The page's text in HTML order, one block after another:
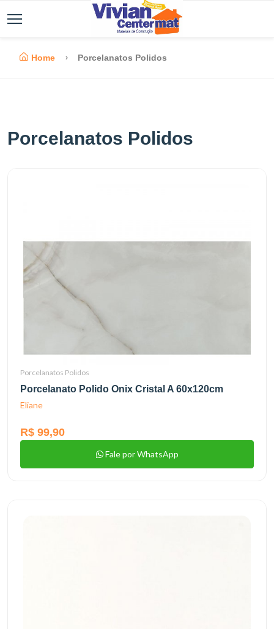
Home Porcelanatos Polidos
Porcelanatos Polidos
Porcelanatos Polidos
Porcelanato Polido Onix Cristal A 60x120cm
Eliane
R$ 99,90
Fale por WhatsApp